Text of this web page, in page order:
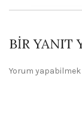
BIR YANIT
Yorum